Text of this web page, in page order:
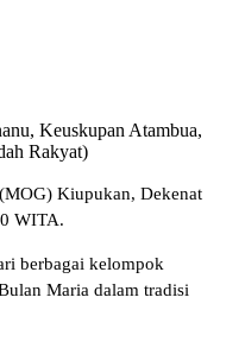
Keuskupan Atambua,
Rakyat)
Kiupukan, Dekenat
WITA.
berbagai kelompok
Maria dalam tradisi